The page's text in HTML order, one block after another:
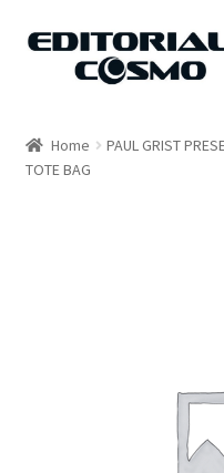
Vai
Vai
Catalogo
Home
PAUL GRIST
TOTE BAG